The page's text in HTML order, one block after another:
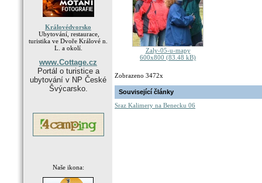
Královédvorsko
Ubytování, restaurace,
turistika ve Dvoře Králové n.
L. a okolí.
www.Cottage.cz
Portál o turistice a
ubytování v NP České
Švýcarsko.
Naše ikona:
Zaly-05-u-mapy
600x800 (83.48 kB)
Zobrazeno 3472x
Související články
Sraz Kalimery na Benecku 06